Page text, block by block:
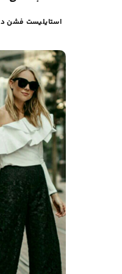
استایلیست فشن